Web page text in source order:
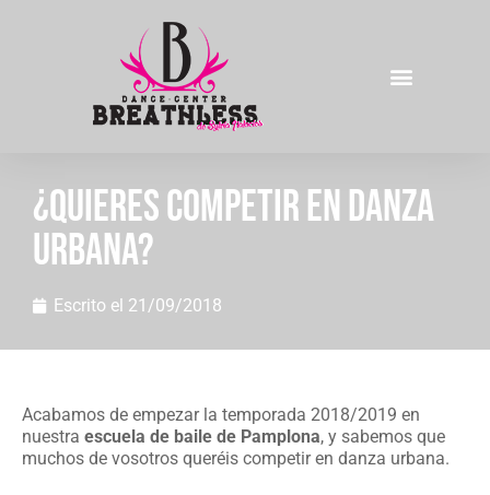
¿Quieres competir en danza
urbana?
Escrito el 21/09/2018
Acabamos de empezar la temporada 2018/2019 en
nuestra escuela de baile de Pamplona, y sabemos que
muchos de vosotros queréis competir en danza urbana.